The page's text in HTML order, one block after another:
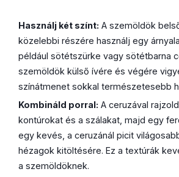
Használj két színt: A szemöldök
közelebbi részére használj egy
például sötétszürke vagy sötétbarna
szemöldök külső ívére és végére
színátmenet sokkal természetesebb
Kombináld porral: A ceruzával
kontúrokat és a szálakat, majd egy
egy kevés, a ceruzánál picit
hézagok kitöltésére. Ez a textúrák
a szemöldöknek.